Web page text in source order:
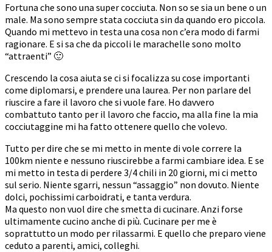
Fortuna che sono una super cocciuta. Non so se sia un bene o un
male. Ma sono sempre stata cocciuta sin da quando ero piccola.
Quando mi mettevo in testa una cosa non c’era modo di farmi
ragionare. E si sa che da piccoli le marachelle sono molto
“attraenti” 🙂
Crescendo la cosa aiuta se ci si focalizza su cose importanti
come diplomarsi, e prendere una laurea. Per non parlare del
riuscire a fare il lavoro che si vuole fare. Ho davvero
combattuto tanto per il lavoro che faccio, ma alla fine la mia
cocciutaggine mi ha fatto ottenere quello che volevo.
Tutto per dire che se mi metto in mente di vole correre la
100km niente e nessuno riuscirebbe a farmi cambiare idea. E se
mi metto in testa di perdere 3/4 chili in 20 giorni, mi ci metto
sul serio. Niente sgarri, nessun “assaggio” non dovuto. Niente
dolci, pochissimi carboidrati, e tanta verdura.
Ma questo non vuol dire che smetta di cucinare. Anzi forse
ultimamente cucino anche di più. Cucinare per me è
soprattutto un modo per rilassarmi. E quello che preparo viene
ceduto a parenti, amici, colleghi.